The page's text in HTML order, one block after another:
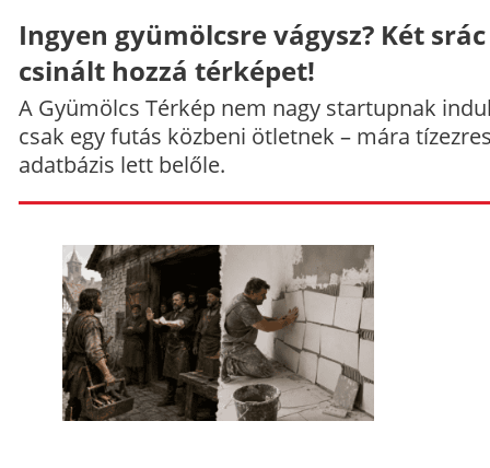
Ingyen gyümölcsre vágysz? Két srác
csinált hozzá térképet!
A Gyümölcs Térkép nem nagy startupnak
csak egy futás közbeni ötletnek – mára
adatbázis lett belőle.